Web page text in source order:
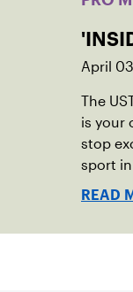
April
The
is your
stop
sport in
READ